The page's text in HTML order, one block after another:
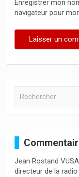
Enregistrer mon
navigateur pour
c
h
e
Jean Rostand
directeur de la